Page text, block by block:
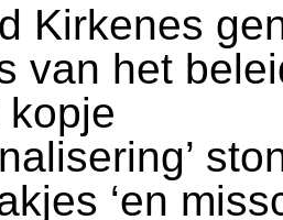
Kirkenes
van het
‘en